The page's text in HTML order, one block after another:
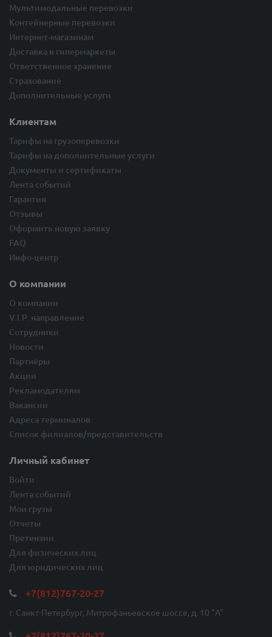
Мультимодальные перевозки
Контейнерные перевозки
Интернет-магазинам
Доставка в гипермаркеты
Ответственное хранение
Страхование
Дополнительные услуги
Клиентам
Тарифы на грузоперевозки
Тарифы на дополнительные услуги
Документы и сертификаты
Лента событий
Гарантия
Отзывы
Оформить новую заявку
FAQ
Инфо-центр
О компании
О компании
V.I.P. направление
Сотрудники
Новости
Партнёры
Акции
Рекламодателям
Вакансии
Адреса терминалов
Список филиалов/представительств
Личный кабинет
Войти
Лента событий
Мои грузы
Отчеты
Претензии
Для физических лиц
Для юридических лиц
+7(812)767-20-27
г. Санкт-Петербург, Митрофаньевское шоссе, д. 10 "A"